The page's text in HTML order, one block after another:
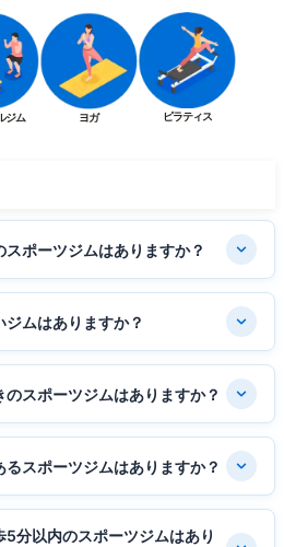
ジム ヨガ ピラティス
ポーツジムはありますか？
ムはありますか？
スポーツジムはありますか？
スポーツジムはありますか？
分以内のスポーツジムはあり